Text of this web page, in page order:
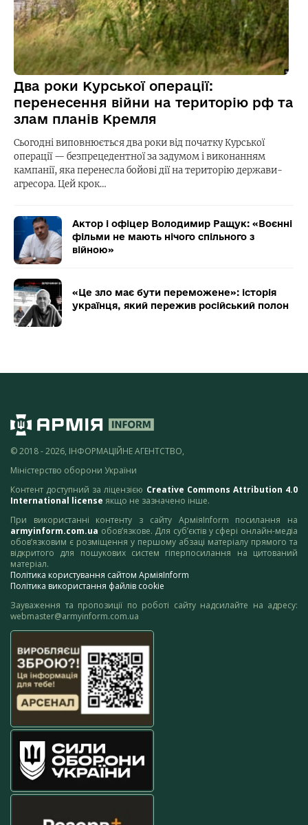
Два роки Курської операції:
перенесення війни на територію рф та
злам планів Кремля
Сьогодні виповнюється два роки від початку Курської
операції — безпрецедентної за задумом і виконанням
кампанії, яка перенесла бойові дії на територію держави-
агресора. Цей крок…
Актор і офіцер Володимир Ращук: «Воєнні
фільми не мають нічого спільного з
війною»
«Це зло має бути переможене»: історія
українця, який пережив російський полон
© 2018 - 2026, ІНФОРМАЦІЙНЕ АГЕНТСТВО,
Міністерство оборони України
Контент доступний за ліцензією Creative Commons Attribution 4.0
International license якщо не зазначено інше.
При використанні контенту з сайту АрміяInform посилання на
armyinform.com.ua обов’язкове. Для суб’єктів у сфері онлайн-медіа
обов’язковим є розміщення у першому абзаці матеріалу прямого та
відкритого для пошукових систем гіперпосилання на цитований
матеріал.
Політика користування сайтом АрміяInform
Політика використання файлів cookie
Зауваження та пропозиції по роботі сайту надсилайте на адресу:
webmaster@armyinform.com.ua